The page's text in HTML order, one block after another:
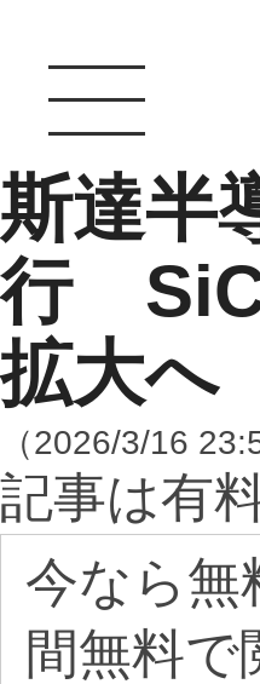
斯達半
行 SiC
拡大へ
（2026/3/16
記事は有
今なら無
間無料